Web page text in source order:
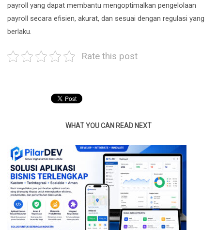
payroll yang dapat membantu mengoptimalkan pengelolaan
payroll secara efisien, akurat, dan sesuai dengan regulasi yang
berlaku.
Rate this post
WHAT YOU CAN READ NEXT